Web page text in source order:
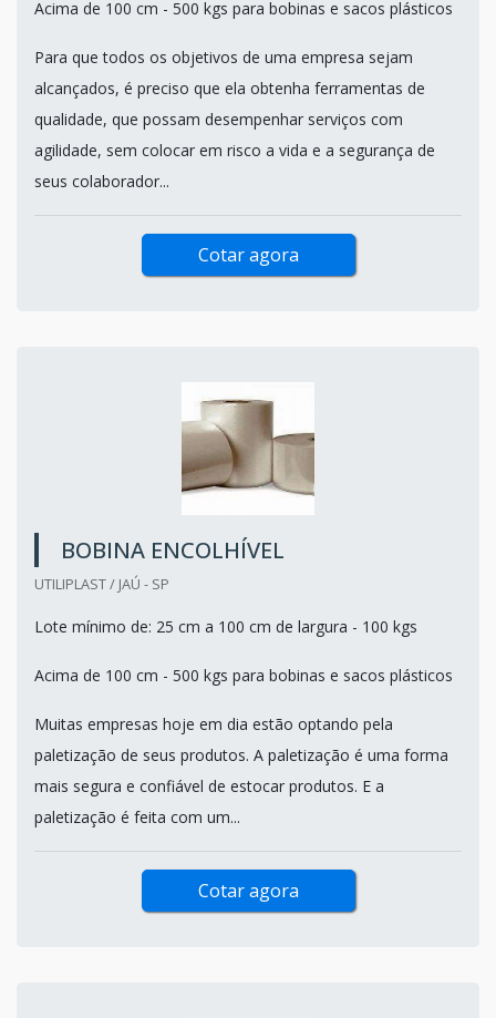
Acima de 100 cm - 500 kgs para bobinas e sacos plásticos
Para que todos os objetivos de uma empresa sejam
alcançados, é preciso que ela obtenha ferramentas de
qualidade, que possam desempenhar serviços com
agilidade, sem colocar em risco a vida e a segurança de
seus colaborador...
Cotar agora
BOBINA ENCOLHÍVEL
UTILIPLAST / JAÚ - SP
Lote mínimo de: 25 cm a 100 cm de largura - 100 kgs
Acima de 100 cm - 500 kgs para bobinas e sacos plásticos
Muitas empresas hoje em dia estão optando pela
paletização de seus produtos. A paletização é uma forma
mais segura e confiável de estocar produtos. E a
paletização é feita com um...
Cotar agora